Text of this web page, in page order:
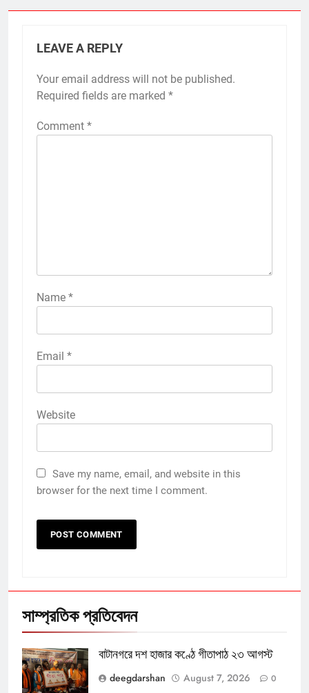
LEAVE A REPLY
Your email address will not be published.
Required fields are marked *
Comment *
Name *
Email *
Website
Save my name, email, and website in this
browser for the next time I comment.
সাম্প্রতিক প্রতিবেদন
বাটানগরে দশ হাজার কণ্ঠে গীতাপাঠ ২৩ আগস্ট
deegdarshan
August 7, 2026 0